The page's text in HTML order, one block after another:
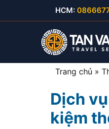
HCM:
Visa du lịch Việt Nam
Visa thăm thân Việt
Visa Hàn Quốc
Visa Nhật Bản
Trang chủ »
Dịch
kiệm